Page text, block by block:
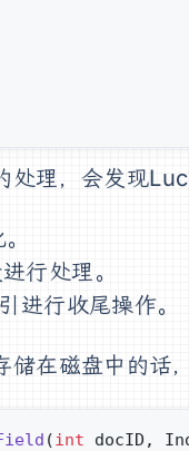
处理，会发现
行处理。
进行收尾操作。
在磁盘中的话
(int docID,